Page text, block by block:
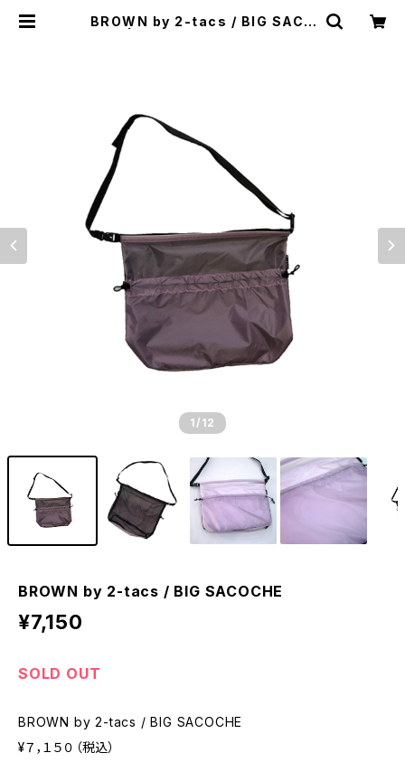
BROWN by 2-tacs / BIG SACO
1 /12
BROWN by 2-tacs / BIG SACOCHE
¥7,150
SOLD OUT
BROWN by 2-tacs / BIG SACOCHE
¥７，１５０（税込）